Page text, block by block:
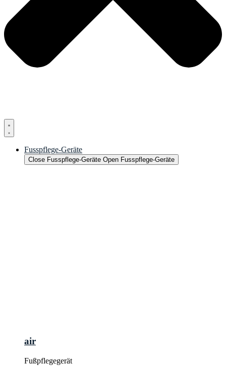
Fusspflege-Geräte
Close Fusspflege-Geräte Open Fusspflege-Geräte
air
Fußpflegegerät